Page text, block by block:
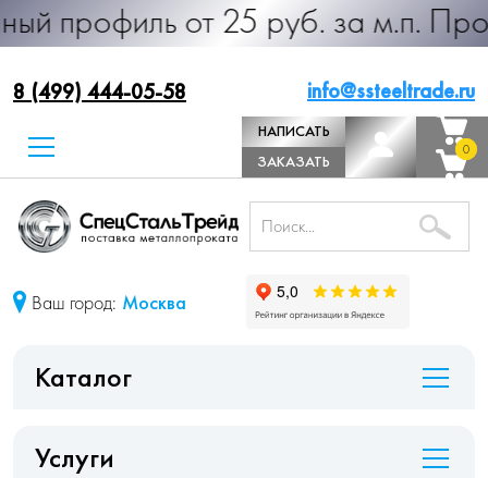
от 25 руб. за м.п.
8 (499) 444-05-58 info@ssteeltrade.ru
НАПИСАТЬ
ДИРЕКТОРУ
ЗАКАЗАТЬ
ЗВОНОК
0
0
Ваш город: Москва
Каталог
Услуги